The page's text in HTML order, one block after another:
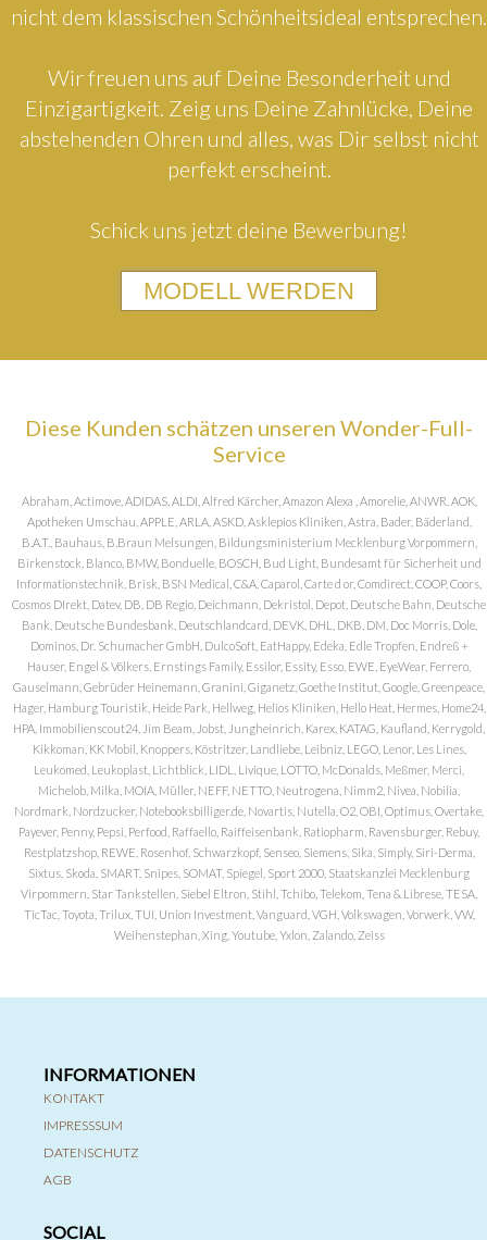
nicht dem klassischen Schönheitsideal entsprechen.
Wir freuen uns auf Deine Besonderheit und
Einzigartigkeit. Zeig uns Deine Zahnlücke, Deine
abstehenden Ohren und alles, was Dir selbst nicht
perfekt erscheint.
Schick uns jetzt deine Bewerbung!
MODELL WERDEN
Diese Kunden schätzen unseren Wonder-Full-
Service
Abraham, Actimove, ADIDAS, ALDI, Alfred Kärcher, Amazon Alexa , Amorelie, ANWR, AOK,
Apotheken Umschau, APPLE, ARLA, ASKD, Asklepios Kliniken, Astra, Bader, Bäderland,
B.A.T., Bauhaus, B.Braun Melsungen, Bildungsministerium Mecklenburg Vorpommern,
Birkenstock, Blanco, BMW, Bonduelle, BOSCH, Bud Light, Bundesamt für Sicherheit und
Informationstechnik, Brisk, BSN Medical, C&A, Caparol, Carte d or, Comdirect, COOP, Coors,
Cosmos DIrekt, Datev, DB, DB Regio, Deichmann, Dekristol, Depot, Deutsche Bahn, Deutsche
Bank, Deutsche Bundesbank, Deutschlandcard, DEVK, DHL, DKB, DM, Doc Morris, Dole,
Dominos, Dr. Schumacher GmbH, DulcoSoft, EatHappy, Edeka, Edle Tropfen, Endreß +
Hauser, Engel & Völkers, Ernstings Family, Essilor, Essity, Esso, EWE, EyeWear, Ferrero,
Gauselmann, Gebrüder Heinemann, Granini, Giganetz, Goethe Institut, Google, Greenpeace,
Hager, Hamburg Touristik, Heide Park, Hellweg, Helios Kliniken, Hello Heat, Hermes, Home24,
HPA, Immobilienscout24, Jim Beam, Jobst, Jungheinrich, Karex, KATAG, Kaufland, Kerrygold,
Kikkoman, KK Mobil, Knoppers, Köstritzer, Landliebe, Leibniz, LEGO, Lenor, Les Lines,
Leukomed, Leukoplast, Lichtblick, LIDL, Livique, LOTTO, McDonalds, Meßmer, Merci,
Michelob, Milka, MOIA, Müller, NEFF, NETTO, Neutrogena, Nimm2, Nivea, Nobilia,
Nordmark, Nordzucker, Notebooksbilliger.de, Novartis, Nutella, O2, OBI, Optimus, Overtake,
Payever, Penny, Pepsi, Perfood, Raffaello, Raiffeisenbank, Ratiopharm, Ravensburger, Rebuy,
Restplatzshop, REWE, Rosenhof, Schwarzkopf, Senseo, Siemens, Sika, Simply, Siri-Derma,
Sixtus, Skoda, SMART, Snipes, SOMAT, Spiegel, Sport 2000, Staatskanzlei Mecklenburg
Virpommern, Star Tankstellen, Siebel Eltron, Stihl, Tchibo, Telekom, Tena & Librese, TESA,
TicTac, Toyota, Trilux, TUI, Union Investment, Vanguard, VGH, Volkswagen, Vorwerk, VW,
Weihenstephan, Xing, Youtube, Yxlon, Zalando, Zeiss
INFORMATIONEN
KONTAKT
IMPRESSSUM
DATENSCHUTZ
AGB
SOCIAL